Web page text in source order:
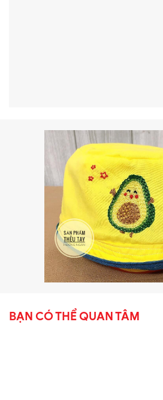
BẠN CÓ THỂ QUAN TÂM